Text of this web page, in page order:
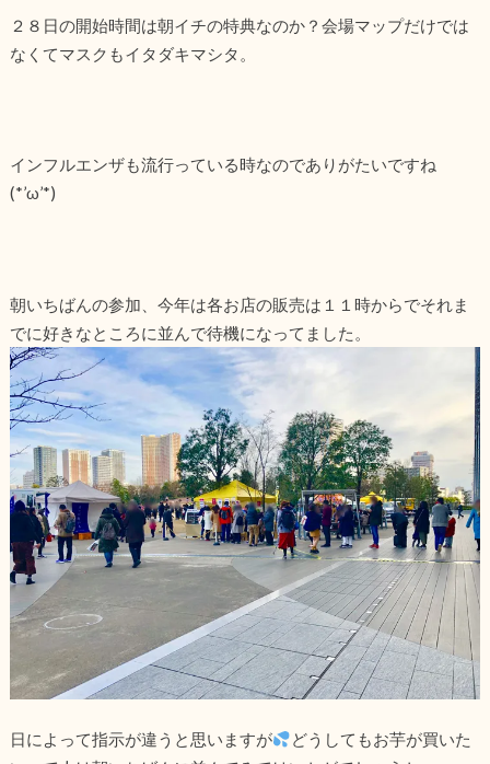
２８日の開始時間は朝イチの特典なのか？会場マップだけでは
なくてマスクもイタダキマシタ。
インフルエンザも流行っている時なのでありがたいですね
(*’ω’*)
朝いちばんの参加、今年は各お店の販売は１１時からでそれま
でに好きなところに並んで待機になってました。
日によって指示が違うと思いますが
どうしてもお芋が買いた